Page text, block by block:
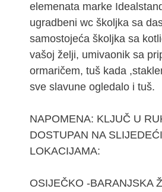
elemenata marke
ugradbeni wc školjka sa
samostojeća školjka sa
vašoj želji, umivaonik sa
ormaričem, tuš kada
sve slavune ogledalo i tuš.
NAPOMENA: KLJUČ U
DOSTUPAN NA
LOKACIJAMA:
OSIJEČKO -BARANJSKA